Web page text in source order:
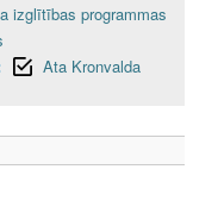
izglītības programmas
Ata Kronvalda